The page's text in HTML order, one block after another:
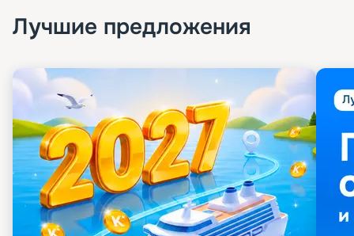
Лучшие предложения